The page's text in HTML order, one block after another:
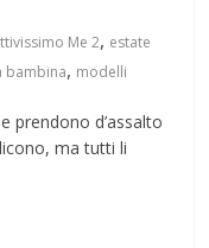
Me 2, estate
bambina, modelli
prendono d’assalto
ma tutti li